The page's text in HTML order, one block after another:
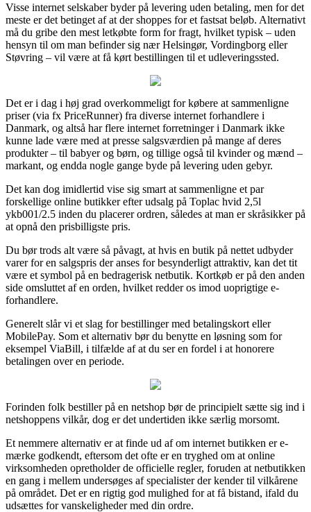
Visse internet selskaber byder på levering uden betaling, men for det
meste er det betinget af at der shoppes for et fastsat beløb. Alternativt
må du gribe den mest letkøbte form for fragt, hvilket typisk – uden
hensyn til om man befinder sig nær Helsingør, Vordingborg eller
Støvring – vil være at få kørt bestillingen til et udleveringssted.
Det er i dag i høj grad overkommeligt for købere at sammenligne
priser (via fx PriceRunner) fra diverse internet forhandlere i
Danmark, og altså har flere internet forretninger i Danmark ikke
kunne lade være med at presse salgsværdien på mange af deres
produkter – til babyer og børn, og tillige også til kvinder og mænd –
markant, og endda nogle gange byde på levering uden gebyr.
Det kan dog imidlertid vise sig smart at sammenligne et par
forskellige online butikker efter udsalg på Toplac hvid 2,5l
ykb001/2.5 inden du placerer ordren, således at man er skråsikker på
at opnå den prisbilligste pris.
Du bør trods alt være så påvagt, at hvis en butik på nettet udbyder
varer for en salgspris der anses for besynderligt attraktiv, kan det tit
være et symbol på en bedragerisk netbutik. Kortkøb er på den anden
side omsluttet af en orden, hvilket redder os imod uoprigtige e-
forhandlere.
Generelt slår vi et slag for bestillinger med betalingskort eller
MobilePay. Som et alternativ bør du benytte en løsning som for
eksempel ViaBill, i tilfælde af at du ser en fordel i at honorere
betalingen over en periode.
Forinden folk bestiller på en netshop bør de principielt sætte sig ind i
netshoppens vilkår, dog er det undertiden ikke særlig morsomt.
Et nemmere alternativ er at finde ud af om internet butikken er e-
mærke godkendt, eftersom det ofte er en tryghed om at online
virksomheden opretholder de officielle regler, foruden at netbutikken
en gang i mellem undersøges af specialister der kender til vilkårene
på området. Det er en rigtig god mulighed for at få bistand, ifald du
udsættes for vanskeligheder med din ordre.